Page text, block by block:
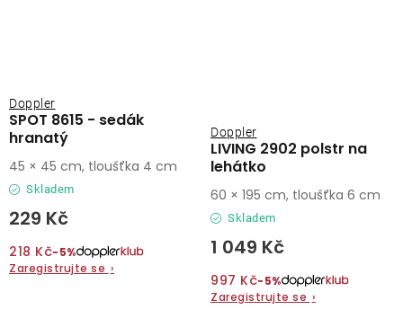
SPOT 8615 - sedák
hranatý
Doppler
Skladem
229 Kč
218 Kč−5%
Zaregistrujte se ›
45 × 45 cm, tloušťka 4 cm
LIVING 2902 polstr na
lehátko
Doppler
Skladem
1 049 Kč
997 Kč−5%
Zaregistrujte se ›
60 × 195 cm, tloušťka 6 cm